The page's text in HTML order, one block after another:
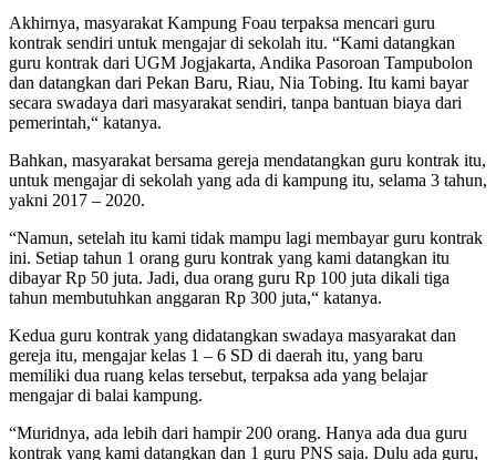
Akhirnya, masyarakat Kampung Foau terpaksa mencari guru
kontrak sendiri untuk mengajar di sekolah itu. “Kami datangkan
guru kontrak dari UGM Jogjakarta, Andika Pasoroan Tampubolon
dan datangkan dari Pekan Baru, Riau, Nia Tobing. Itu kami bayar
secara swadaya dari masyarakat sendiri, tanpa bantuan biaya dari
pemerintah,“ katanya.
Bahkan, masyarakat bersama gereja mendatangkan guru kontrak itu,
untuk mengajar di sekolah yang ada di kampung itu, selama 3 tahun,
yakni 2017 – 2020.
“Namun, setelah itu kami tidak mampu lagi membayar guru kontrak
ini. Setiap tahun 1 orang guru kontrak yang kami datangkan itu
dibayar Rp 50 juta. Jadi, dua orang guru Rp 100 juta dikali tiga
tahun membutuhkan anggaran Rp 300 juta,“ katanya.
Kedua guru kontrak yang didatangkan swadaya masyarakat dan
gereja itu, mengajar kelas 1 – 6 SD di daerah itu, yang baru
memiliki dua ruang kelas tersebut, terpaksa ada yang belajar
mengajar di balai kampung.
“Muridnya, ada lebih dari hampir 200 orang. Hanya ada dua guru
kontrak yang kami datangkan dan 1 guru PNS saja. Dulu ada guru,